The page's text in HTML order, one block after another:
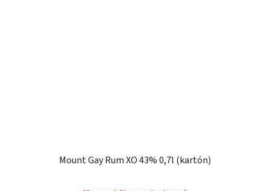
Mount Gay Rum XO 43% 0,7l (kartón)